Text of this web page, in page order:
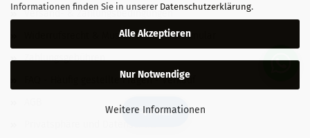
Informationen finden Sie in unserer Datenschutzerklärung.
Alle Akzeptieren
Nur Notwendige
Weitere Informationen
Versand- & Zahlungsbedingungen
Widerrufsrecht & Muster-Widerrufsformular
Zahlungsgebühren
FAQ - Häufig gestellte Fragen - Verkauf
🔍 Filter